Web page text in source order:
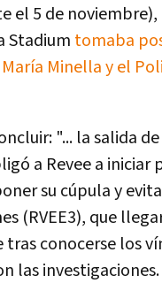
el 5 de noviembre),
Stadium tomaba
Minella y el
"... la salida
a Revee a iniciar
su cúpula y
(RVEE3), que
tras conocerse los
las